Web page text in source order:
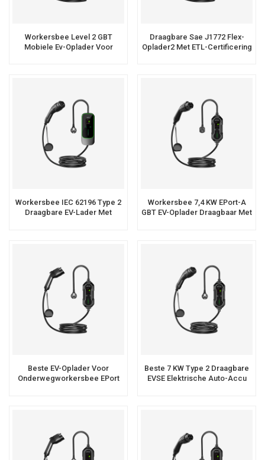
Workersbee Level 2 GBT
Mobiele Ev-Oplader Voor
Draagbare Sae J1772 Flex-
Oplader2 Met ETL-Certificering
Workersbee IEC 62196 Type 2
Draagbare EV-Lader Met
Workersbee 7,4 KW EPort-A
GBT EV-Oplader Draagbaar Met
Beste EV-Oplader Voor
Onderwegworkersbee EPort
Beste 7 KW Type 2 Draagbare
EVSE Elektrische Auto-Accu